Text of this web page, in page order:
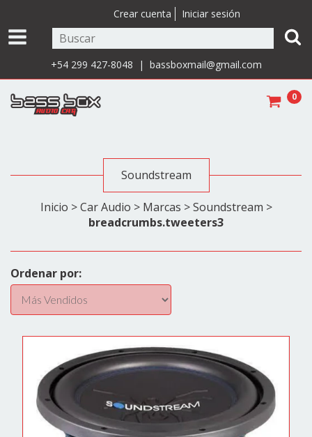
Crear cuenta Iniciar sesión
+54 299 427-8048 | bassboxmail@gmail.com
0
Soundstream
Inicio > Car Audio > Marcas > Soundstream >
breadcrumbs.tweeters3
Ordenar por: